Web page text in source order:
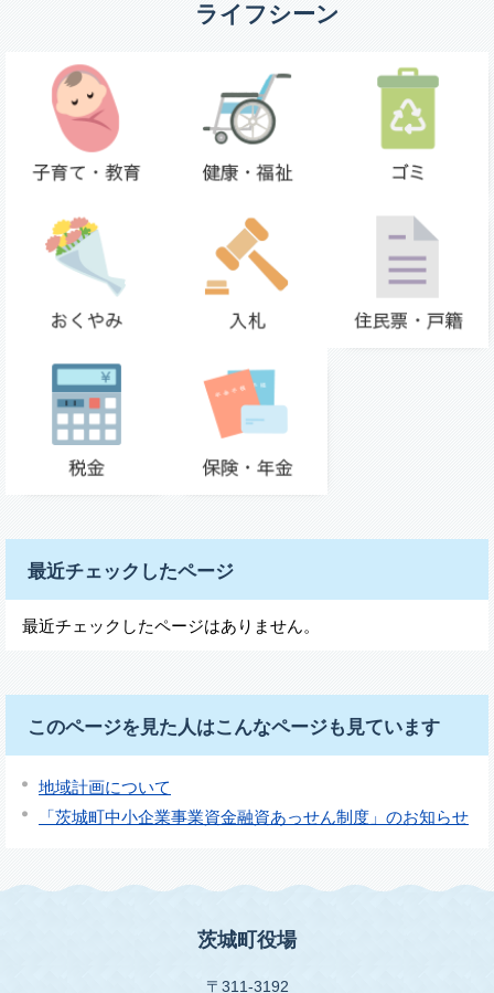
ライフシーン
最近チェックしたページ
最近チェックしたページはありません。
このページを見た人はこんなページも見ています
地域計画について
「茨城町中小企業事業資金融資あっせん制度」のお知らせ
茨城町役場
〒311-3192